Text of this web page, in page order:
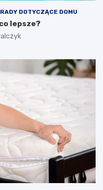
DOTYCZĄCE DOMU
lepsze?